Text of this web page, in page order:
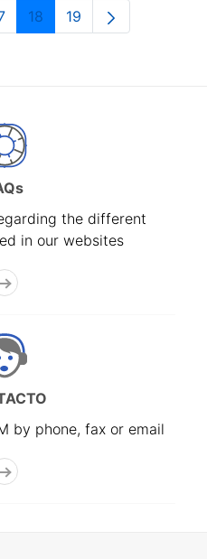
Pages Use TAB to
Page
18 Page
19
the different
in our websites
by phone, fax or email